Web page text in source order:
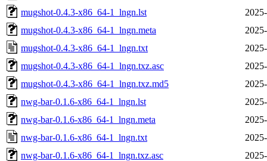
mugshot-0.4.3-x86_64-1_lngn.lst
mugshot-0.4.3-x86_64-1_lngn.meta
mugshot-0.4.3-x86_64-1_lngn.txt
mugshot-0.4.3-x86_64-1_lngn.txz.asc
mugshot-0.4.3-x86_64-1_lngn.txz.md5
nwg-bar-0.1.6-x86_64-1_lngn.lst
nwg-bar-0.1.6-x86_64-1_lngn.meta
nwg-bar-0.1.6-x86_64-1_lngn.txt
nwg-bar-0.1.6-x86_64-1_lngn.txz.asc